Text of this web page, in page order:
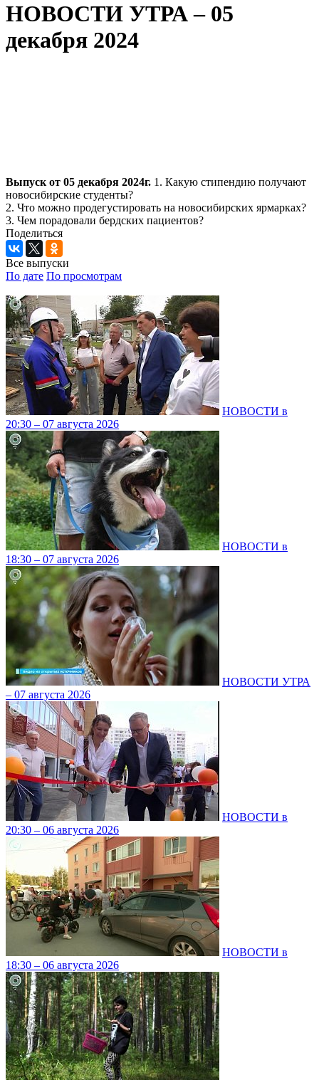
НОВОСТИ УТРА – 05
декабря 2024
Выпуск от 05 декабря 2024г. 1. Какую стипендию получают
новосибирские студенты?
2. Что можно продегустировать на новосибирских ярмарках?
3. Чем порадовали бердских пациентов?
Поделиться
Все выпуски
По дате По просмотрам
НОВОСТИ в
20:30 – 07 августа 2026
НОВОСТИ в
18:30 – 07 августа 2026
НОВОСТИ УТРА
– 07 августа 2026
НОВОСТИ в
20:30 – 06 августа 2026
НОВОСТИ в
18:30 – 06 августа 2026